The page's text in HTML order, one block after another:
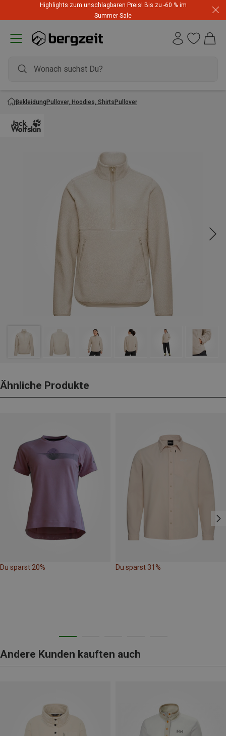
Highlights zum unschlagbaren Preis! Bis zu -60 % im
Summer Sale
BekleidungPullover, Hoodies, ShirtsPullover
Ähnliche Produkte
Du sparst 20% Du sparst 31%
Andere Kunden kauften auch